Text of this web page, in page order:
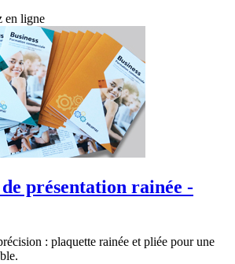
en ligne
présentation rainée -
: plaquette rainée et pliée pour une